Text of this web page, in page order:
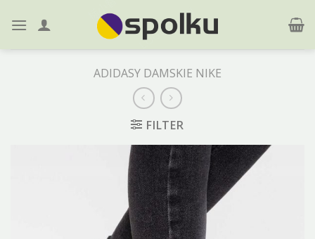
ADIDASY DAMSKIE NIKE
FILTER